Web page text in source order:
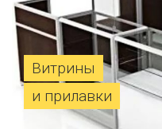
Витрины
и прилавки